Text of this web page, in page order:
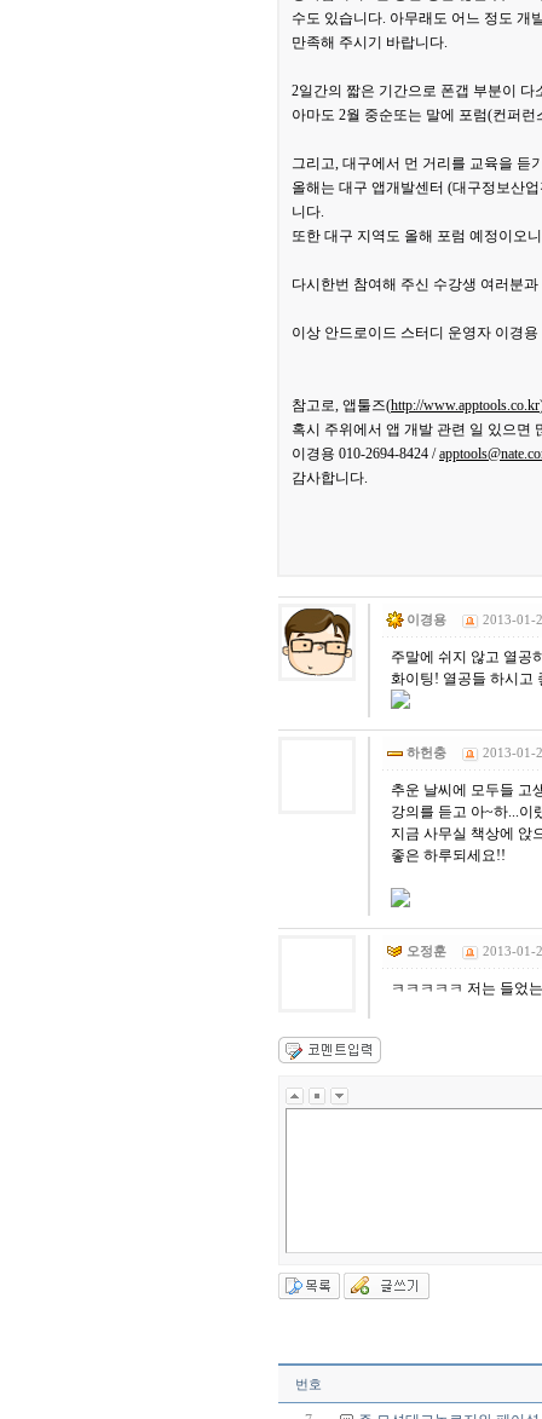
수도 있습니다. 아무래도 어느 정도 개
만족해 주시기 바랍니다.
2일간의 짧은 기간으로 폰갭 부분이
아마도 2월 중순또는 말에 포럼(컨퍼
그리고, 대구에서 먼 거리를 교육을 듣
올해는 대구 앱개발센터 (대구정보산
니다.
또한 대구 지역도 올해 포럼 예정이오
다시한번 참여해 주신 수강생 여러분
이상 안드로이드 스터디 운영자 이경용
참고로, 앱툴즈(http://www.apptools.co.kr
혹시 주위에서 앱 개발 관련 일 있으면
이경용 010-2694-8424 /
감사합니다.
이경용 2013-01-
주말에 쉬지 않고 열공
화이팅! 열공들 하시고
하헌충 2013-01-
추운 날씨에 모두들 고
강의를 듣고 아~하...이
지금 사무실 책상에 앉
좋은 하루되세요!!
오정훈 2013-01-
ㅋㅋㅋㅋㅋ 저는 들었
번호